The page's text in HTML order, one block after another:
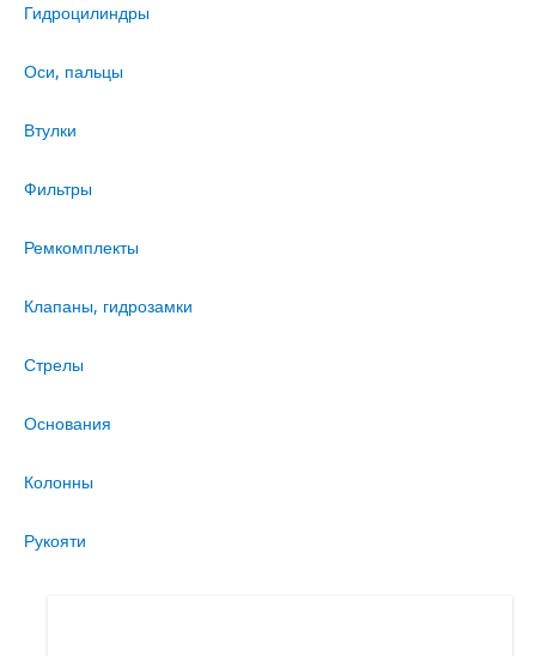
Гидроцилиндры
Оси, пальцы
Втулки
Фильтры
Ремкомплекты
Клапаны, гидрозамки
Стрелы
Основания
Колонны
Рукояти